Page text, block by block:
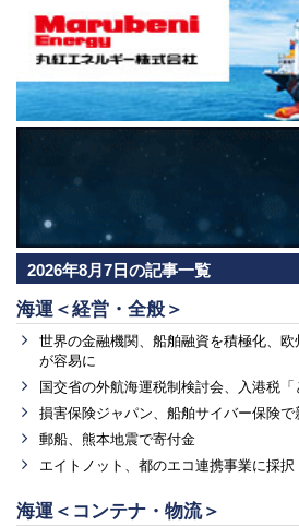
2026年8月7日の記事一覧
海運＜経営・全般＞
世界の金融機関、船舶融資を積極化、
が容易に
国交省の外航海運税制検討会、入港税
損害保険ジャパン、船舶サイバー保険で
郵船、熊本地震で寄付金
エイトノット、都のエコ連携事業に採択
海運＜コンテナ・物流＞